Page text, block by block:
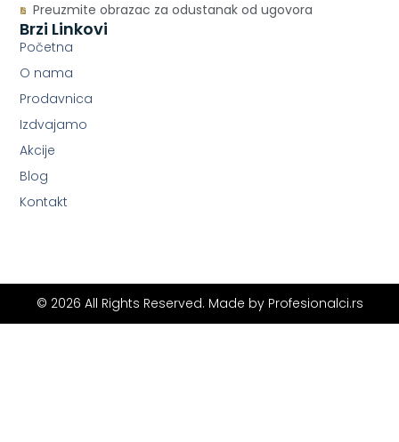
Preuzmite obrazac za odustanak od ugovora
Brzi Linkovi
Početna
O nama
Prodavnica
Izdvajamo
Akcije
Blog
Kontakt
© 2026 All Rights Reserved. Made by Profesionalci.rs